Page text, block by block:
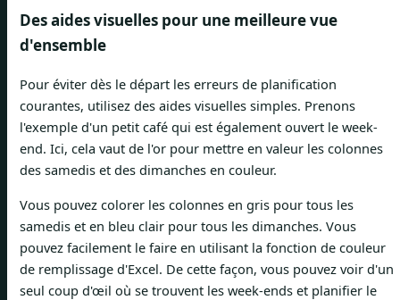
Des aides visuelles pour une meilleure vue
d'ensemble
Pour éviter dès le départ les erreurs de planification
courantes, utilisez des aides visuelles simples. Prenons
l'exemple d'un petit café qui est également ouvert le week-
end. Ici, cela vaut de l'or pour mettre en valeur les colonnes
des samedis et des dimanches en couleur.
Vous pouvez colorer les colonnes en gris pour tous les
samedis et en bleu clair pour tous les dimanches. Vous
pouvez facilement le faire en utilisant la fonction de couleur
de remplissage d'Excel. De cette façon, vous pouvez voir d'un
seul coup d'œil où se trouvent les week-ends et planifier le